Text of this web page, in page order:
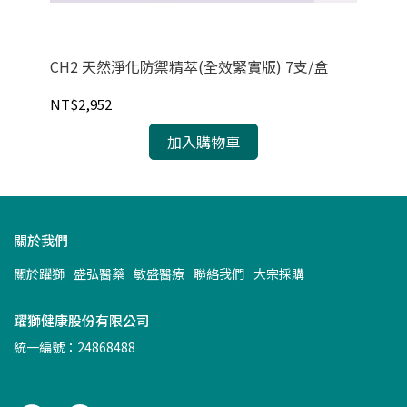
CH2 天然淨化防禦精萃(全效緊實版) 7支/盒
NT$2,952
加入購物車
關於我們
關於躍獅 盛弘醫藥 敏盛醫療 聯絡我們 大宗採購
躍獅健康股份有限公司
統一編號：24868488